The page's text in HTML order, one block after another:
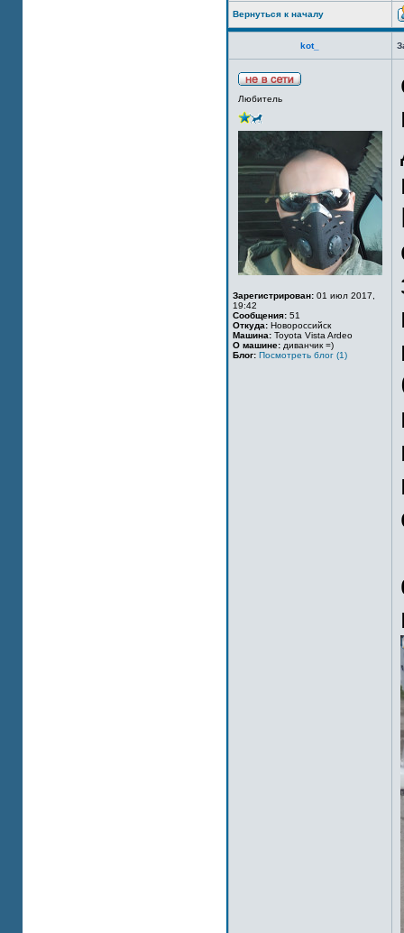
Вернуться к началу
kot_
Любитель
Зарегистрирован: 01 июл 2017,
19:42
Сообщения: 51
Откуда: Новороссийск
Машина: Toyota Vista Ardeo
О машине: диванчик =)
Блог: Посмотреть блог (1)